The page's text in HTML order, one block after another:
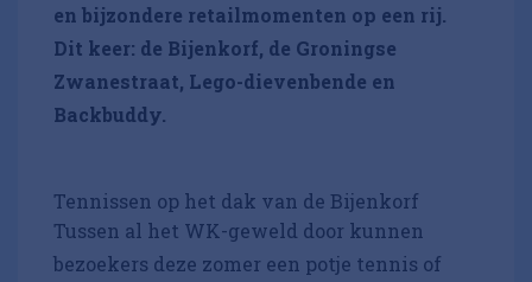
en bijzondere retailmomenten op een rij.
Dit keer: de Bijenkorf, de Groningse
Zwanestraat, Lego-dievenbende en
Backbuddy.
Tennissen op het dak van de Bijenkorf
Tussen al het WK-geweld door kunnen
bezoekers deze zomer een potje tennis of